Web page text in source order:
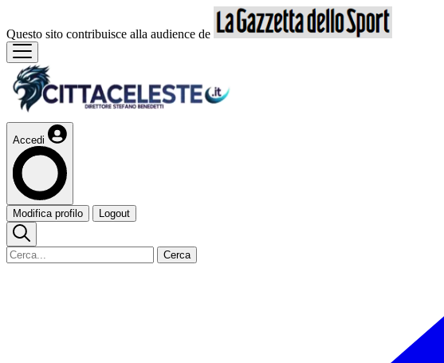
Questo sito contribuisce alla audience de
Accedi
Modifica profilo Logout
Cerca